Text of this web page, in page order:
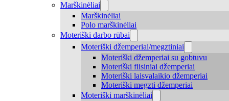
Marškinėliai
Marškinėliai
Polo marškinėliai
Moteriški darbo rūbai
Moteriški džemperiai/megztiniai
Moteriški džemperiai su gobtuvu
Moteriški flisiniai džemperiai
Moteriški laisvalaikio džemperiai
Moteriški megzti džemperiai
Moteriški marškinėliai